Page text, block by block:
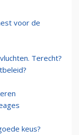
voor de
Terecht?
keus?